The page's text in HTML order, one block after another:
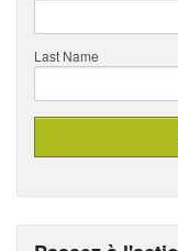
Last Name